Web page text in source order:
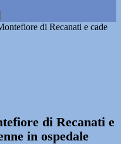
di Recanati e cade
di Recanati e
in ospedale